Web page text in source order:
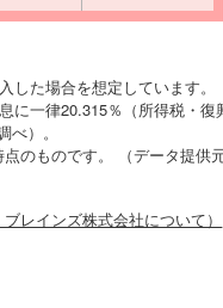
た場合を想定しています。
一律20.315％（所得税・復
）。
のものです。 （データ提供
ブレインズ株式会社について）